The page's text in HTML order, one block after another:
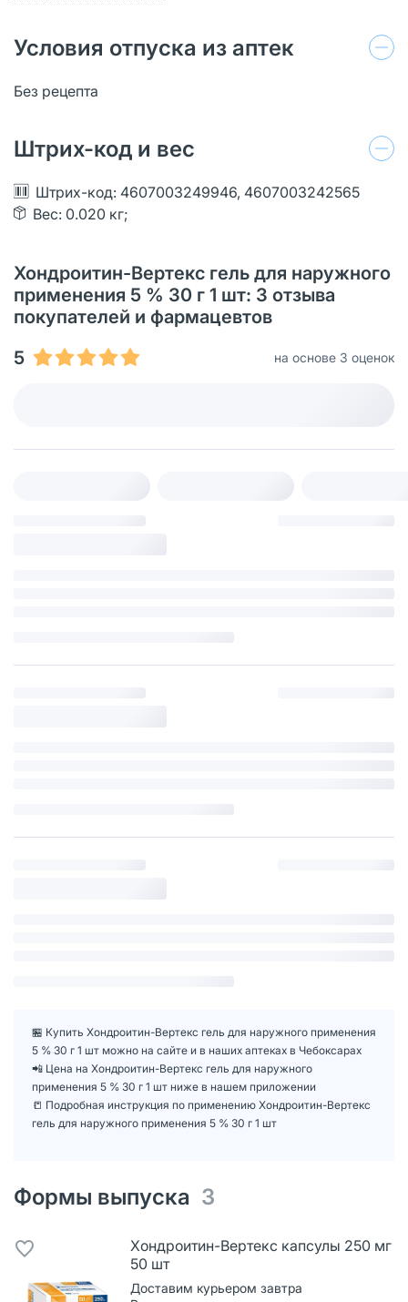
Условия отпуска из аптек
Без рецепта
Штрих-код и вес
Штрих-код: 4607003249946, 4607003242565
Вес: 0.020 кг;
Хондроитин-Вертекс гель для наружного
применения 5 % 30 г 1 шт: 3 отзыва
покупателей и фармацевтов
5
на основе 3 оценок
🏪 Купить Хондроитин-Вертекс гель для наружного применения
5 % 30 г 1 шт можно на сайте и в наших аптеках в Чебоксарах
📲 Цена на Хондроитин-Вертекс гель для наружного
применения 5 % 30 г 1 шт ниже в нашем приложении
📒 Подробная инструкция по применению Хондроитин-Вертекс
гель для наружного применения 5 % 30 г 1 шт
Формы выпуска 3
Хондроитин-Вертекс капсулы 250 мг
50 шт
Доставим курьером завтра